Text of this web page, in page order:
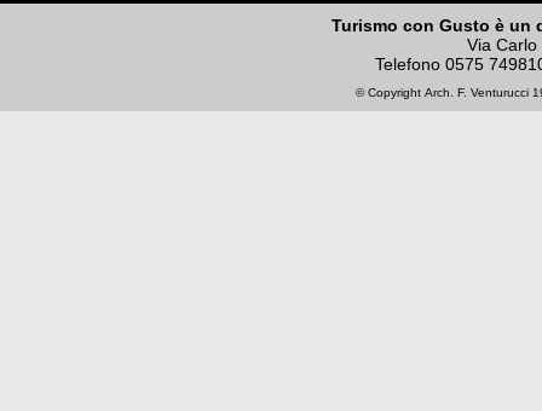
Turismo con Gusto è un
Via
Telefono 0575
© Copyright Arch. F. Venturucci